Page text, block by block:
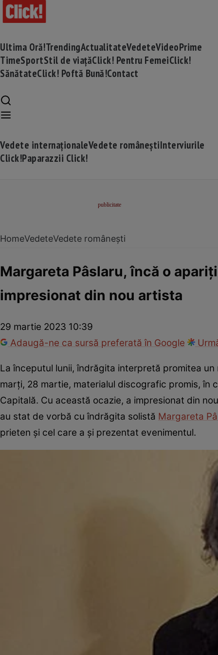
Ultima Oră!TrendingActualitateVedeteVideoPrime
TimeSportStil de viațăClick! Pentru FemeiClick!
SănătateClick! Poftă Bună!Contact
Vedete internaționaleVedete româneștiInterviurile
Click!Paparazzii Click!
HomeVedeteVedete românești
Margareta Pâslaru, încă o
impresionat din nou artista
29 martie 2023 10:39
Adaugă-ne ca sursă preferată în Google
La începutul lunii, îndrăgita interpretă promitea
marţi, 28 martie, materialul discografic promis, în
Capitală. Cu această ocazie, a impresionat din
au stat de vorbă cu îndrăgita solistă Margareta
prieten și cel care a și prezentat evenimentul.